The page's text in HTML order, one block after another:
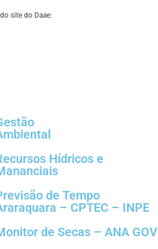
site do Daae:
Hídricos e
de Tempo
– CPTEC – INPE
de Secas – ANA GOV